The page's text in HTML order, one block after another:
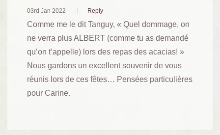
03rd Jan 2022 Reply
Comme me le dit Tanguy, « Quel dommage, on
ne verra plus ALBERT (comme tu as demandé
qu’on t’appelle) lors des repas des acacias! »
Nous gardons un excellent souvenir de vous
réunis lors de ces fêtes… Pensées particulières
pour Carine.